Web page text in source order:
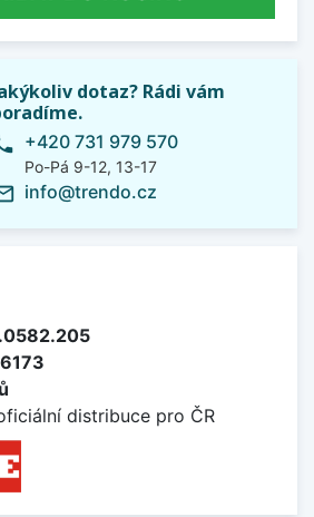
dotaz? Rádi vám
+420 731 979 570
Po-Pá 9-12, 13-17
info@trendo.cz
distribuce pro ČR